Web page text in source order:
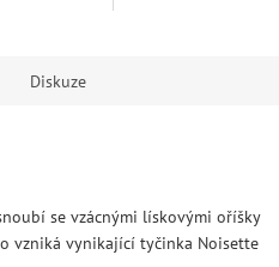
Diskuze
se vzácnými lískovými oříšky
vzniká vynikající tyčinka Noisette